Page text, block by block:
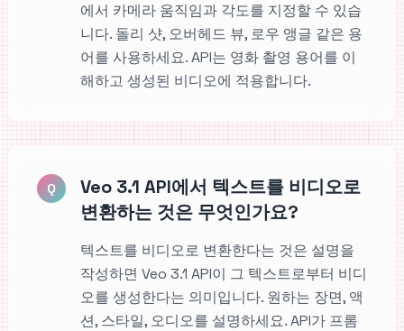
에서 카메라 움직임과 각도를 지정할 수 있습
니다. 돌리 샷, 오버헤드 뷰, 로우 앵글 같은 용
어를 사용하세요. API는 영화 촬영 용어를 이
해하고 생성된 비디오에 적용합니다.
Q
Veo 3.1 API에서 텍스트를 비디오로
변환하는 것은 무엇인가요?
텍스트를 비디오로 변환한다는 것은 설명을
작성하면 Veo 3.1 API이 그 텍스트로부터 비디
오를 생성한다는 의미입니다. 원하는 장면, 액
션, 스타일, 오디오를 설명하세요. API가 프롬